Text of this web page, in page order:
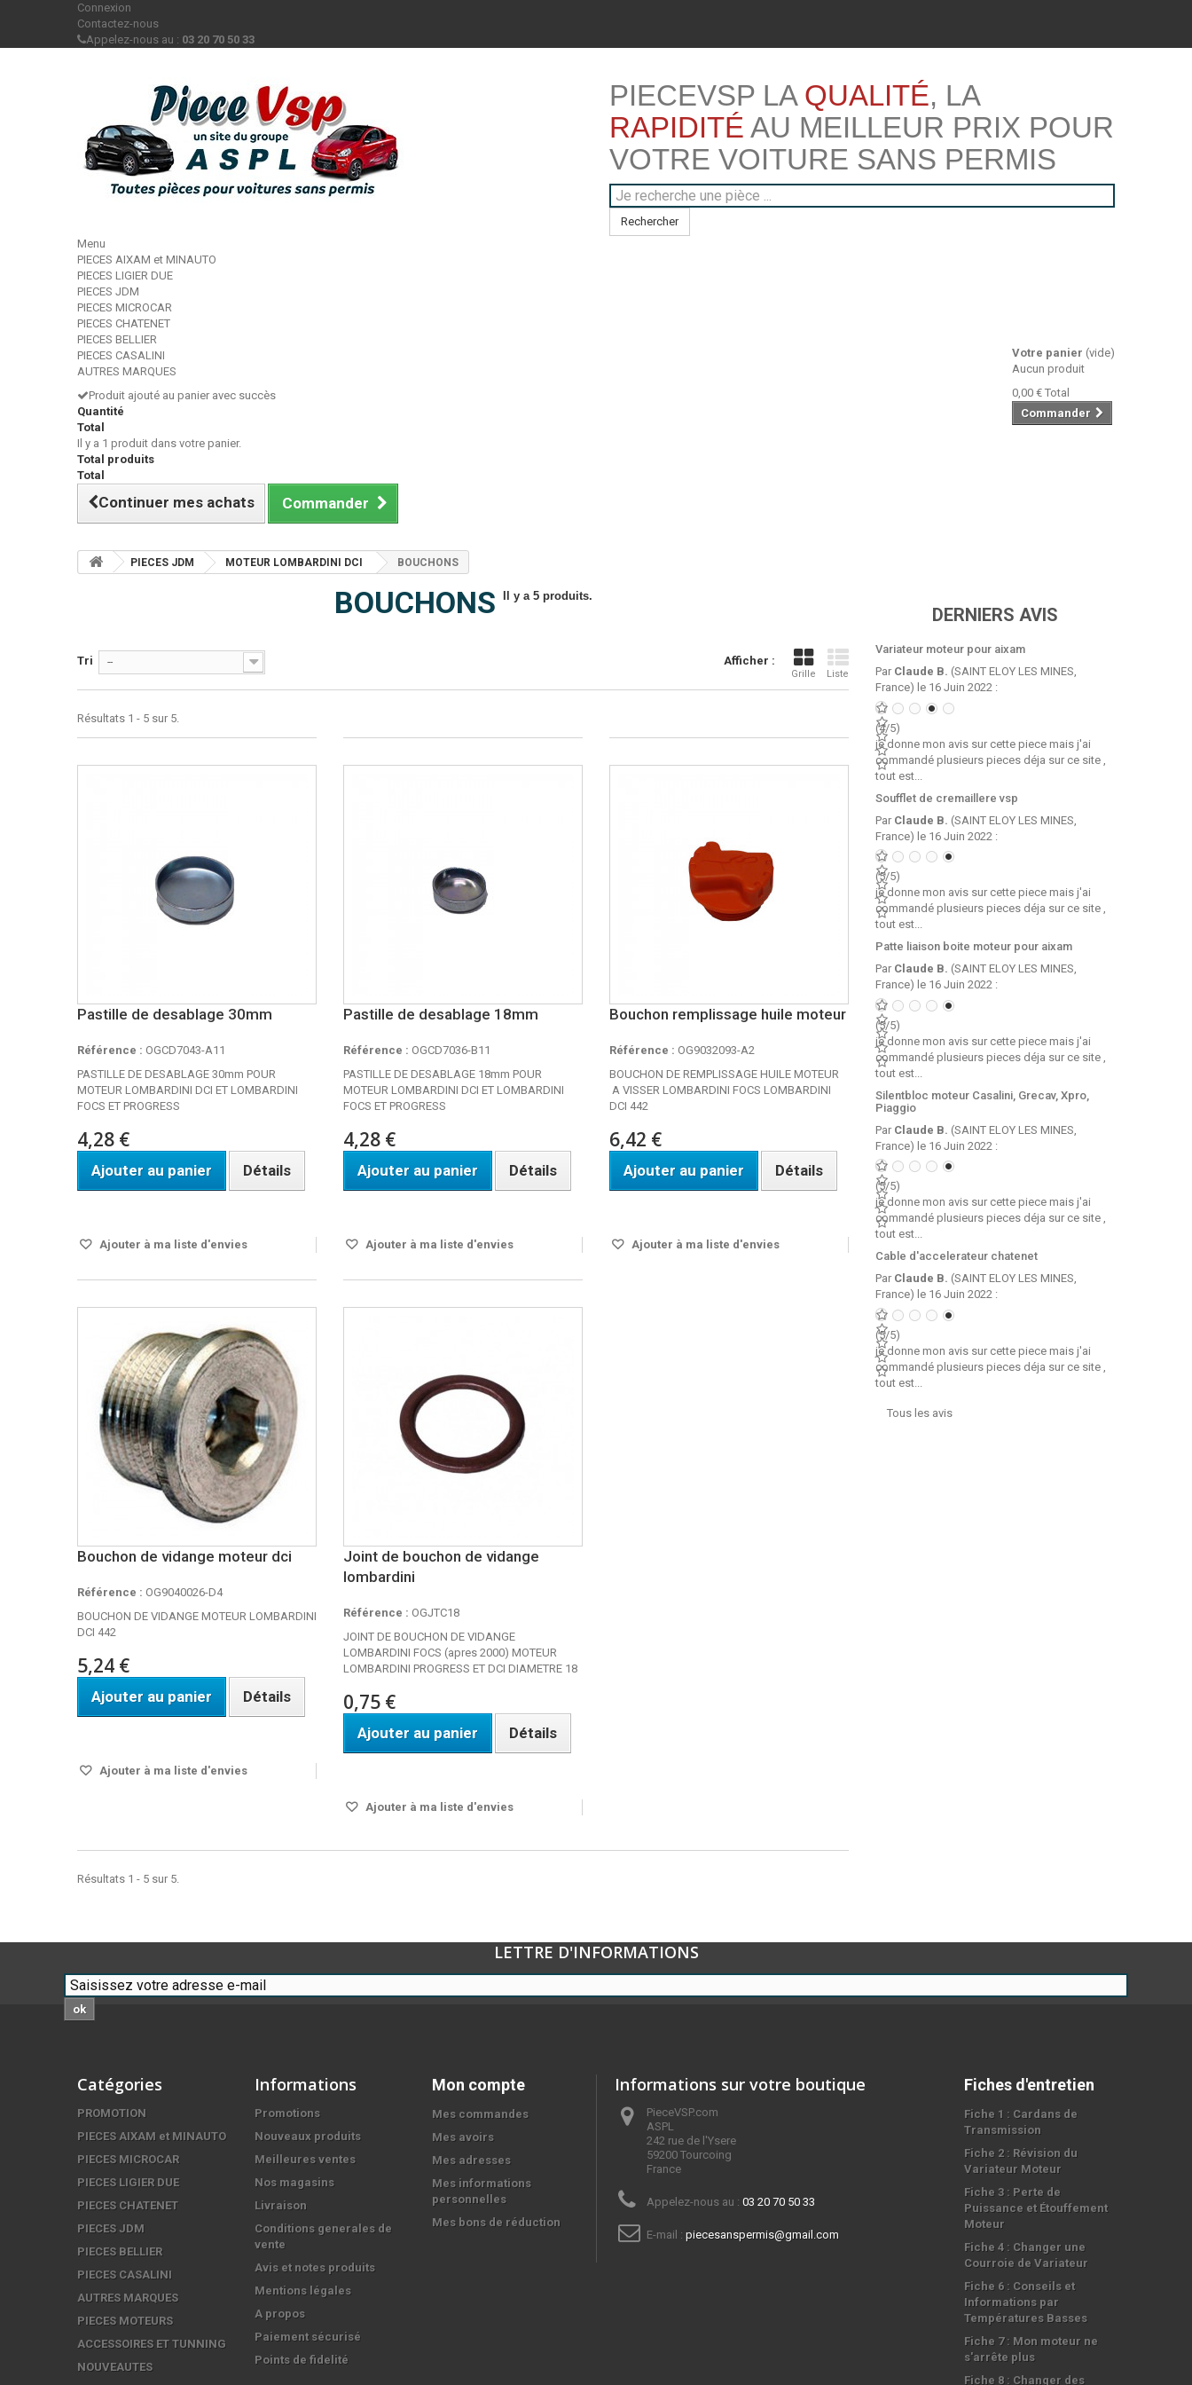
Connexion
Contactez-nous
Appelez-nous au : 03 20 70 50 33
PIECEVSP LA QUALITÉ, LA
RAPIDITÉ AU MEILLEUR PRIX POUR
VOTRE VOITURE SANS PERMIS
Rechercher
Menu
PIECES AIXAM et MINAUTO
PIECES LIGIER DUE
PIECES JDM
PIECES MICROCAR
PIECES CHATENET
PIECES BELLIER
PIECES CASALINI
AUTRES MARQUES
Votre panier (vide)
Aucun produit
0,00 € Total
Commander
Produit ajouté au panier avec succès
Quantité
Total
Il y a 1 produit dans votre panier.
Total produits
Total
Continuer mes achats Commander
PIECES JDM MOTEUR LOMBARDINI DCI BOUCHONS
BOUCHONS Il y a 5 produits.
Afficher :
Grille Liste
Tri --
Résultats 1 - 5 sur 5.
Pastille de desablage 30mm
Référence : OGCD7043-A11
PASTILLE DE DESABLAGE 30mm POUR
MOTEUR LOMBARDINI DCI ET LOMBARDINI
FOCS ET PROGRESS
4,28 €
Ajouter au panier Détails
Ajouter à ma liste d'envies
Pastille de desablage 18mm
Référence : OGCD7036-B11
PASTILLE DE DESABLAGE 18mm POUR
MOTEUR LOMBARDINI DCI ET LOMBARDINI
FOCS ET PROGRESS
4,28 €
Ajouter au panier Détails
Ajouter à ma liste d'envies
Bouchon remplissage huile moteur
Référence : OG9032093-A2
BOUCHON DE REMPLISSAGE HUILE MOTEUR
A VISSER LOMBARDINI FOCS LOMBARDINI
DCI 442
6,42 €
Ajouter au panier Détails
Ajouter à ma liste d'envies
Bouchon de vidange moteur dci
Référence : OG9040026-D4
BOUCHON DE VIDANGE MOTEUR LOMBARDINI
DCI 442
5,24 €
Ajouter au panier Détails
Ajouter à ma liste d'envies
Joint de bouchon de vidange
lombardini
Référence : OGJTC18
JOINT DE BOUCHON DE VIDANGE
LOMBARDINI FOCS (apres 2000) MOTEUR
LOMBARDINI PROGRESS ET DCI DIAMETRE 18
0,75 €
Ajouter au panier Détails
Ajouter à ma liste d'envies
Résultats 1 - 5 sur 5.
DERNIERS AVIS
Variateur moteur pour aixam
Par Claude B. (SAINT ELOY LES MINES,
France) le 16 Juin 2022 :
(4/5)
je donne mon avis sur cette piece mais j'ai
commandé plusieurs pieces déja sur ce site ,
tout est...
Soufflet de cremaillere vsp
Par Claude B. (SAINT ELOY LES MINES,
France) le 16 Juin 2022 :
(5/5)
je donne mon avis sur cette piece mais j'ai
commandé plusieurs pieces déja sur ce site ,
tout est...
Patte liaison boite moteur pour aixam
Par Claude B. (SAINT ELOY LES MINES,
France) le 16 Juin 2022 :
(5/5)
je donne mon avis sur cette piece mais j'ai
commandé plusieurs pieces déja sur ce site ,
tout est...
Silentbloc moteur Casalini, Grecav, Xpro,
Piaggio
Par Claude B. (SAINT ELOY LES MINES,
France) le 16 Juin 2022 :
(5/5)
je donne mon avis sur cette piece mais j'ai
commandé plusieurs pieces déja sur ce site ,
tout est...
Cable d'accelerateur chatenet
Par Claude B. (SAINT ELOY LES MINES,
France) le 16 Juin 2022 :
(5/5)
je donne mon avis sur cette piece mais j'ai
commandé plusieurs pieces déja sur ce site ,
tout est...
Tous les avis
LETTRE D'INFORMATIONS
ok
Catégories
PROMOTION
PIECES AIXAM et MINAUTO
PIECES MICROCAR
PIECES LIGIER DUE
PIECES CHATENET
PIECES JDM
PIECES BELLIER
PIECES CASALINI
AUTRES MARQUES
PIECES MOTEURS
ACCESSOIRES ET TUNNING
NOUVEAUTES
Informations
Promotions
Nouveaux produits
Meilleures ventes
Nos magasins
Livraison
Conditions generales de
vente
Avis et notes produits
Mentions légales
A propos
Paiement sécurisé
Points de fidelité
Mon compte
Mes commandes
Mes avoirs
Mes adresses
Mes informations
personnelles
Mes bons de réduction
Informations sur votre boutique
PieceVSP.com
ASPL
242 rue de l'Ysere
59200 Tourcoing
France
Appelez-nous au : 03 20 70 50 33
E-mail : piecesanspermis@gmail.com
Fiches d'entretien
Fiche 1 : Cardans de
Transmission
Fiche 2 : Révision du
Variateur Moteur
Fiche 3 : Perte de
Puissance et Étouffement
Moteur
Fiche 4 : Changer une
Courroie de Variateur
Fiche 6 : Conseils et
Informations par
Températures Basses
Fiche 7 : Mon moteur ne
s'arrête plus
Fiche 8 : Changer des